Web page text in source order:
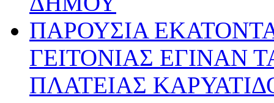
ΠΑΡΟΥΣΙΑ
ΓΕΙΤΟΝΙΑΣ ΕΓΙΝΑΝ
ΠΛΑΤΕΙΑΣ